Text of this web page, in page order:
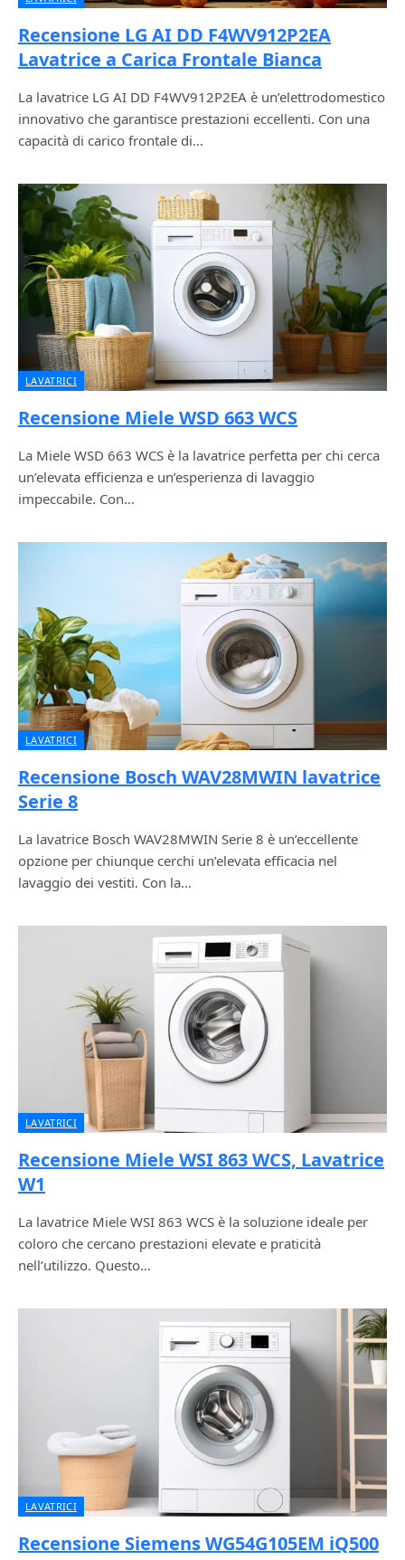
Recensione LG AI DD F4WV912P2EA
Lavatrice a Carica Frontale Bianca
La lavatrice LG AI DD F4WV912P2EA è un’elettrodomestico
innovativo che garantisce prestazioni eccellenti. Con una
capacità di carico frontale di…
LAVATRICI
Recensione Miele WSD 663 WCS
La Miele WSD 663 WCS è la lavatrice perfetta per chi cerca
un’elevata efficienza e un’esperienza di lavaggio
impeccabile. Con…
LAVATRICI
Recensione Bosch WAV28MWIN lavatrice
Serie 8
La lavatrice Bosch WAV28MWIN Serie 8 è un’eccellente
opzione per chiunque cerchi un’elevata efficacia nel
lavaggio dei vestiti. Con la…
LAVATRICI
Recensione Miele WSI 863 WCS, Lavatrice
W1
La lavatrice Miele WSI 863 WCS è la soluzione ideale per
coloro che cercano prestazioni elevate e praticità
nell’utilizzo. Questo…
LAVATRICI
Recensione Siemens WG54G105EM iQ500